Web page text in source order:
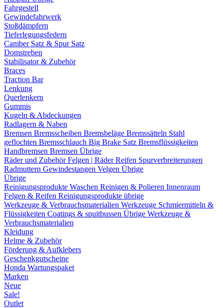
Fahrgestell
Gewindefahrwerk
Stoßdämpfern
Tieferlegungsfedern
Camber Satz & Spur Satz
Domstreben
Stabilisator & Zubehör
Braces
Traction Bar
Lenkung
Querlenkern
Gummis
Kugeln & Abdeckungen
Radlagern & Naben
Bremsen Bremsscheiben Bremsbeläge Bremssätteln Stahl
geflochten Bremsschlauch Big Brake Satz Bremsflüssigkeiten
Handbremsen Bremsen Übrige
Räder und ZubehörFelgen | RäderReifen Spurverbreiterungen
Radmuttern Gewindestangen Velgen Übrige
Übrige
Reinigungsprodukte Waschen Reinigen & Polieren Innenraum
Felgen & Reifen Reinigungsprodukte übrige
Werkzeuge & Verbrauchsmaterialien Werkzeuge Schmiermitteln &
Flüssigkeiten Coatings & spuitbussen Übrige Werkzeuge &
Verbrauchsmaterialien
Kleidung
Helme & Zubehör
Förderung & Aufklebers
Geschenkgutscheine
Honda Wartungspaket
Marken
Neue
Sale!
Outlet